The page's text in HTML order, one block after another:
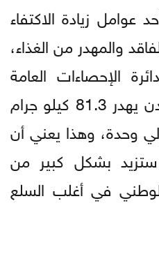
عوامل زيادة الاكتفاء
والمهدر من الغذاء،
الإحصاءات العامة
مؤخراً أن الفرد في الأردن يهدر 81.3 كيلو جرام
وحدة، وهذا يعني أن
بشكل كبير من
في أغلب السلع